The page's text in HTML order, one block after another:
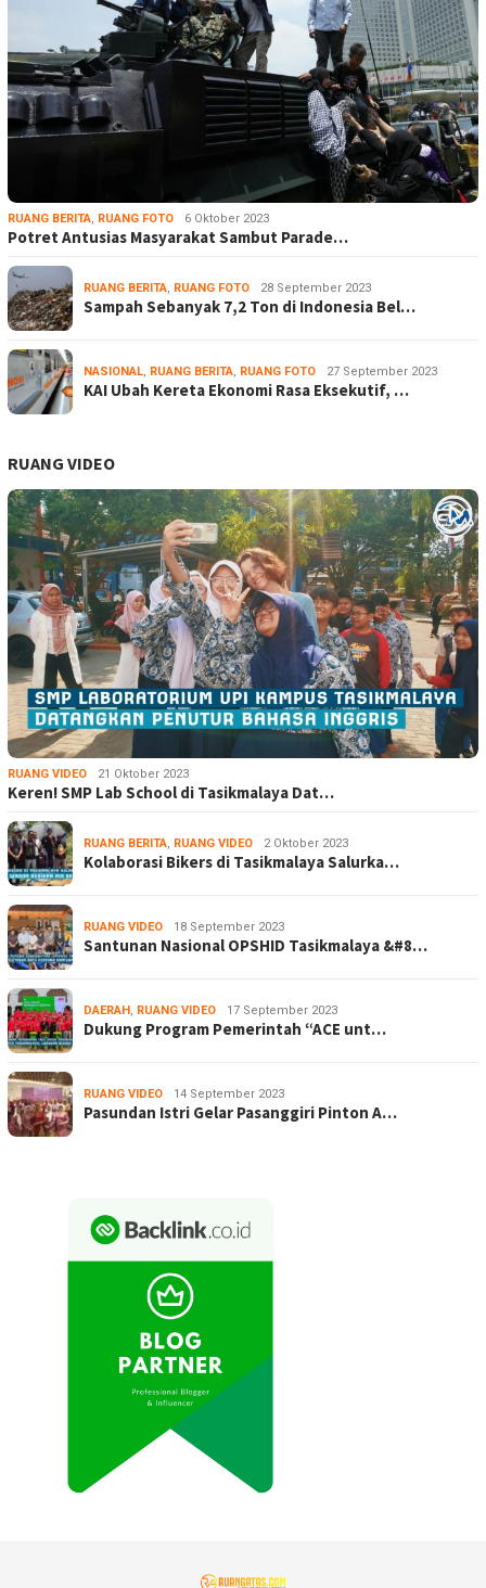
RUANG BERITA RUANG FOTO 6 Oktober 2023
Potret Antusias Masyarakat Sambut Parade…
RUANG BERITA RUANG FOTO 28 September 2023
Sampah Sebanyak 7,2 Ton di Indonesia Bel…
NASIONAL RUANG BERITA RUANG FOTO 27 September 2023
KAI Ubah Kereta Ekonomi Rasa Eksekutif, …
RUANG VIDEO
RUANG VIDEO 21 Oktober 2023
Keren! SMP Lab School di Tasikmalaya Dat…
RUANG BERITA RUANG VIDEO 2 Oktober 2023
Kolaborasi Bikers di Tasikmalaya Salurka…
RUANG VIDEO 18 September 2023
Santunan Nasional OPSHID Tasikmalaya &#8…
DAERAH RUANG VIDEO 17 September 2023
Dukung Program Pemerintah “ACE unt…
RUANG VIDEO 14 September 2023
Pasundan Istri Gelar Pasanggiri Pinton A…